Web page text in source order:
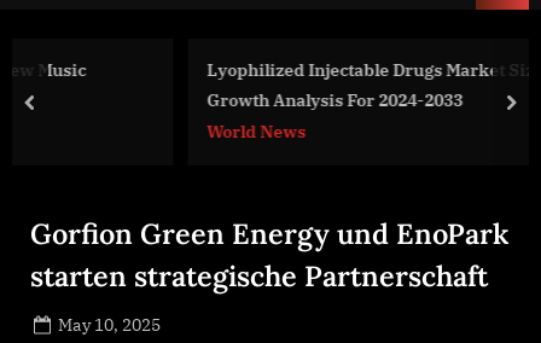
to
Lyophilized Injectable Drugs Market Size, Share And
Growth Analysis For 2024-2033
prev
Gorfion Green Energy und EnoPark
starten strategische Partnerschaft
Posted
May 10, 2025